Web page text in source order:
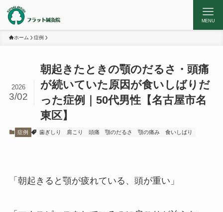
MENU
ホーム 症例
朝起きたときの顎のだるさ・頭痛
が続いていた原因が食いしばりだ
った症例｜50代男性【名古屋市名
東区】
2026
3/02
症例 歯ぎしり 肩こり 頭痛 顎のだるさ 顎の痛み 食いしばり
「朝起きると顎が疲れている、頭が重い」